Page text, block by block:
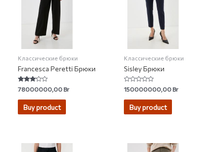
Классические брюки
Francesca Peretti Брюки
Rated
3.00
out of 5
78000000,00Br
Buy product
Классические брюки
Sisley Брюки
Rated
0
out
150000000,00Br
Buy product